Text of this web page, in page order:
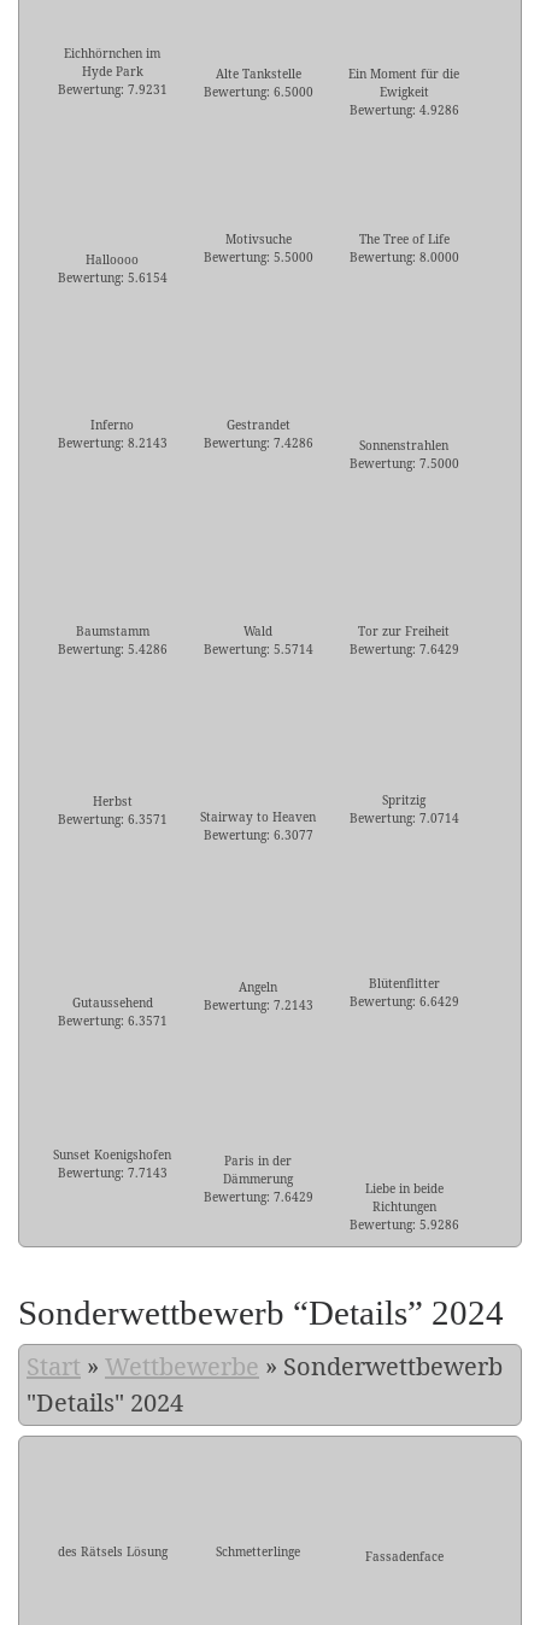
Eichhörnchen im
Hyde Park
Bewertung: 7.9231
Alte Tankstelle
Bewertung: 6.5000
Ein Moment für die
Ewigkeit
Bewertung: 4.9286
Halloooo
Bewertung: 5.6154
Motivsuche
Bewertung: 5.5000
The Tree of Life
Bewertung: 8.0000
Inferno
Bewertung: 8.2143
Gestrandet
Bewertung: 7.4286
Sonnenstrahlen
Bewertung: 7.5000
Baumstamm
Bewertung: 5.4286
Wald
Bewertung: 5.5714
Tor zur Freiheit
Bewertung: 7.6429
Herbst
Bewertung: 6.3571
Stairway to Heaven
Bewertung: 6.3077
Spritzig
Bewertung: 7.0714
Gutaussehend
Bewertung: 6.3571
Angeln
Bewertung: 7.2143
Blütenflitter
Bewertung: 6.6429
Sunset Koenigshofen
Bewertung: 7.7143
Paris in der
Dämmerung
Bewertung: 7.6429
Liebe in beide
Richtungen
Bewertung: 5.9286
Sonderwettbewerb “Details” 2024
Start » Wettbewerbe » Sonderwettbewerb
"Details" 2024
des Rätsels Lösung Schmetterlinge Fassadenface